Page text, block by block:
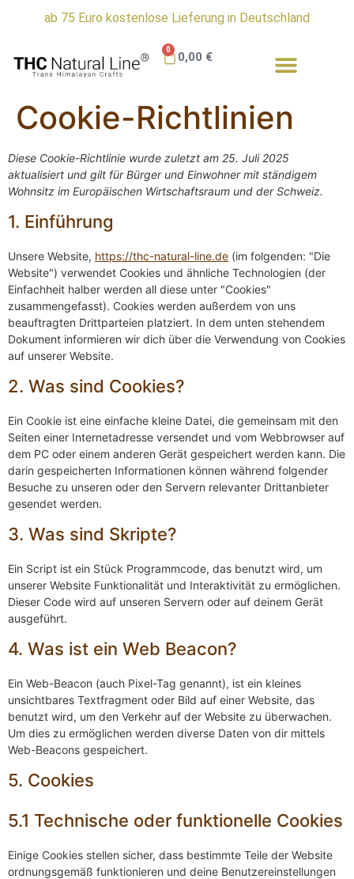
Kostenloser Umtauschservice in Deutschland
0,00 €
0
Cookie-Richtlinien
Diese Cookie-Richtlinie wurde zuletzt am 25. Juli 2025
aktualisiert und gilt für Bürger und Einwohner mit ständigem
Wohnsitz im Europäischen Wirtschaftsraum und der Schweiz.
1. Einführung
Unsere Website, https://thc-natural-line.de (im folgenden: "Die
Website") verwendet Cookies und ähnliche Technologien (der
Einfachheit halber werden all diese unter "Cookies"
zusammengefasst). Cookies werden außerdem von uns
beauftragten Drittparteien platziert. In dem unten stehendem
Dokument informieren wir dich über die Verwendung von Cookies
auf unserer Website.
2. Was sind Cookies?
Ein Cookie ist eine einfache kleine Datei, die gemeinsam mit den
Seiten einer Internetadresse versendet und vom Webbrowser auf
dem PC oder einem anderen Gerät gespeichert werden kann. Die
darin gespeicherten Informationen können während folgender
Besuche zu unseren oder den Servern relevanter Drittanbieter
gesendet werden.
3. Was sind Skripte?
Ein Script ist ein Stück Programmcode, das benutzt wird, um
unserer Website Funktionalität und Interaktivität zu ermöglichen.
Dieser Code wird auf unseren Servern oder auf deinem Gerät
ausgeführt.
4. Was ist ein Web Beacon?
Ein Web-Beacon (auch Pixel-Tag genannt), ist ein kleines
unsichtbares Textfragment oder Bild auf einer Website, das
benutzt wird, um den Verkehr auf der Website zu überwachen.
Um dies zu ermöglichen werden diverse Daten von dir mittels
Web-Beacons gespeichert.
5. Cookies
5.1 Technische oder funktionelle Cookies
Einige Cookies stellen sicher, dass bestimmte Teile der Website
ordnungsgemäß funktionieren und deine Benutzereinstellungen